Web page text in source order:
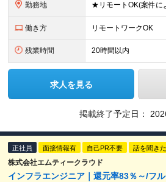
勤務地
働き方 リモートワークOK
残業時間 20時間以内
求人を見る
掲載終了予定日：
正社員 面接情報有 自己PR不要 話を聞き
株式会社エムティークラウド
インフラエンジニア｜還元率83％～/フ